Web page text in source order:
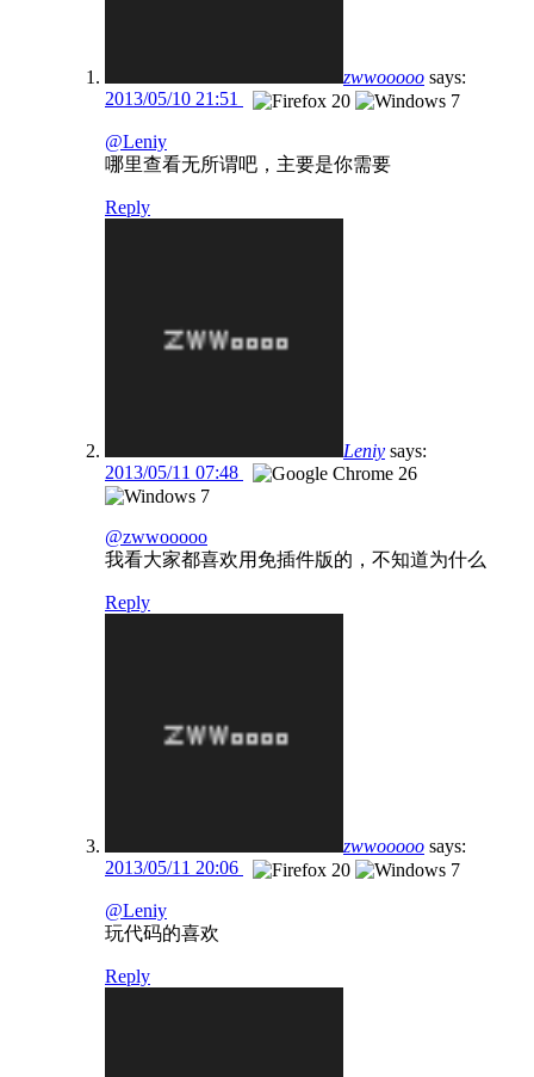
zwwooooo says:
2013/05/10 21:51
@Leniy
哪里查看无所谓吧，主要是你需要
Reply
Leniy says:
2013/05/11 07:48
@zwwooooo
我看大家都喜欢用免插件版的，不知道为什么
Reply
zwwooooo says:
2013/05/11 20:06
@Leniy
玩代码的喜欢
Reply